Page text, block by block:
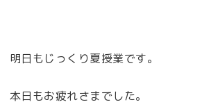
明日もじっくり夏授業です。
本日もお疲れさまでした。